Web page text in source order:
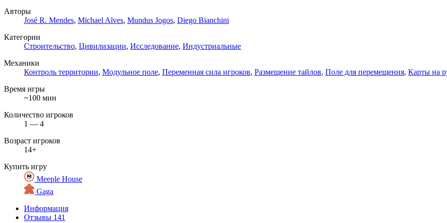
Авторы
José R. Mendes, Michael Alves, Mundus Jogos, Diego Bianchini
Категории
Строительство, Цивилизации, Исследование, Индустриальные
Механики
Контроль территории, Модульное поле, Переменная сила игроков, Размещение тайлов, Поле для перемещения, Карты на
Время игры
~100 мин
Количество игроков
1 — 4
Возраст игроков
14+
Купить игру
Meeple House
Gaga
Информация
Отзывы 141